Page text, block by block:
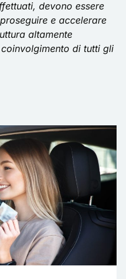
devono essere
e accelerare
altamente
di tutti gli